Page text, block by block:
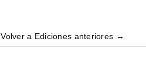
Volver a Ediciones anteriores →